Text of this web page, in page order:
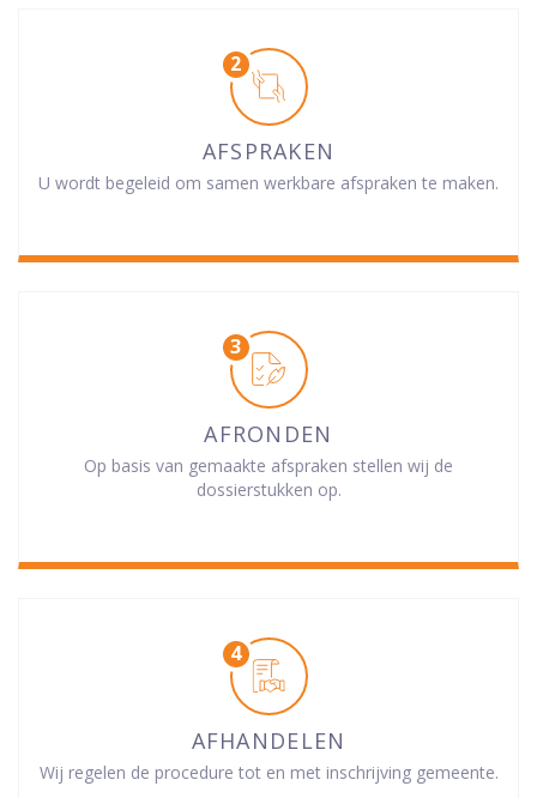
AFSPRAKEN
U wordt begeleid om samen werkbare afspraken te maken.
AFRONDEN
Op basis van gemaakte afspraken stellen wij de
dossierstukken op.
AFHANDELEN
Wij regelen de procedure tot en met inschrijving gemeente.